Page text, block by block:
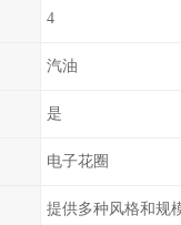
4
汽油
是
电子花圈